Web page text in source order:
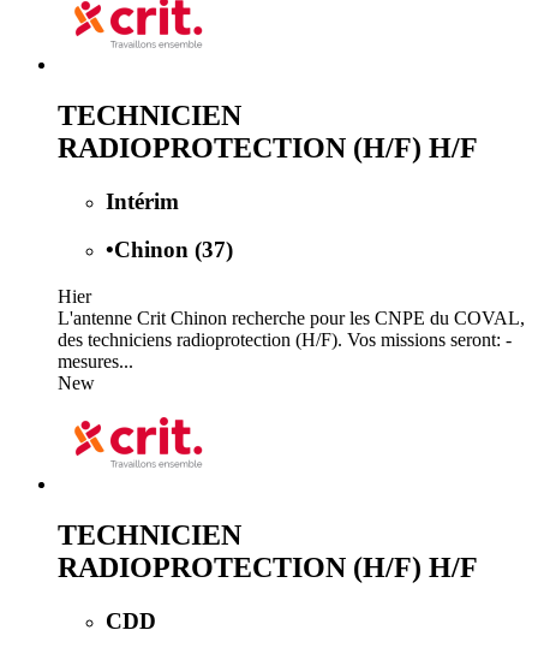
TECHNICIEN
RADIOPROTECTION (H/F) H/F
Intérim
•Chinon (37)
Hier
L'antenne Crit Chinon recherche pour les CNPE du COVAL,
des techniciens radioprotection (H/F). Vos missions seront: -
mesures...
New
TECHNICIEN
RADIOPROTECTION (H/F) H/F
CDD